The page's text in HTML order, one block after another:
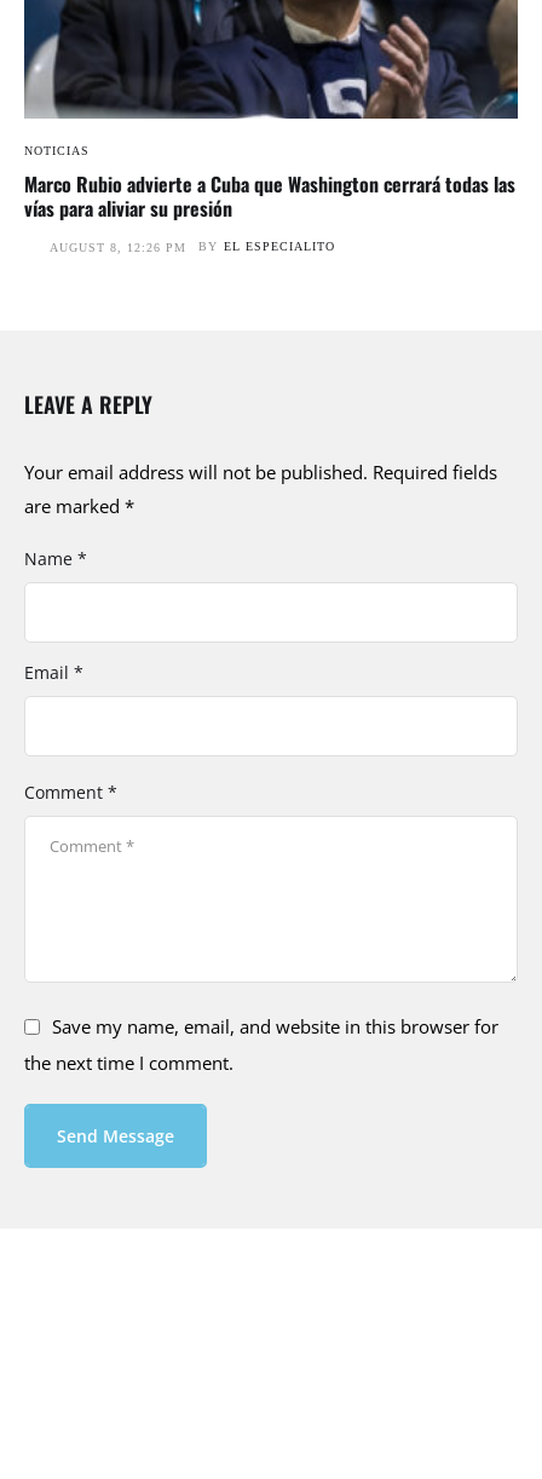
NOTICIAS
Marco Rubio advierte a Cuba que Washington cerrará todas las
vías para aliviar su presión
AUGUST 8, 12:26 PM BY EL ESPECIALITO
LEAVE A REPLY
Your email address will not be published. Required fields
are marked *
Comment *
Name *
Email *
Save my name, email, and website in this browser for
the next time I comment.
Send Message